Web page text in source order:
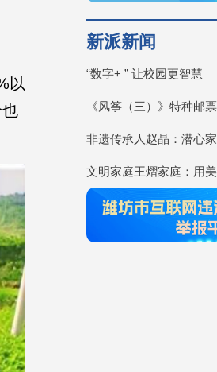
以
新派新闻
“数字+ ” 让校园更智慧
非遗传承人赵晶：潜心
文明家庭王熠家庭：用